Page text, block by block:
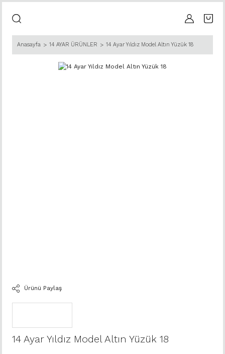
Anasayfa 14 AYAR ÜRÜNLER 14 Ayar Yıldız Model Altın Yüzük 18
Ürünü Paylaş
14 Ayar Yıldız Model Altın Yüzük 18